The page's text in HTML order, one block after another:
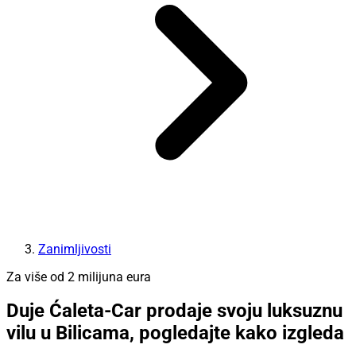
Zanimljivosti
Za više od 2 milijuna eura
Duje Ćaleta-Car prodaje svoju luksuznu
vilu u Bilicama, pogledajte kako izgleda